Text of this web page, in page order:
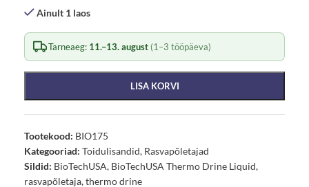
Ainult 1 laos
Tarneaeg: 11.–13. august (1–3 tööpäeva)
LISA KORVI
Tootekood: BIO175
Kategooriad: Toidulisandid, Rasvapõletajad
Sildid: BioTechUSA, BioTechUSA Thermo Drine Liquid,
rasvapõletaja,thermo drine